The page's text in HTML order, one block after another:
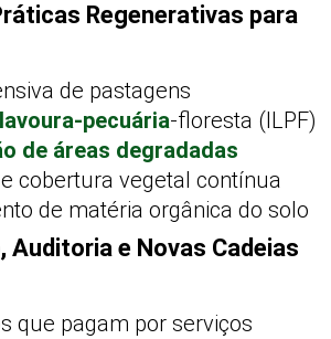
Regenerativas para
de pastagens
pecuária-floresta (ILPF)
de áreas degradadas
cobertura vegetal contínua
de matéria orgânica do solo
Auditoria e Novas Cadeias
que pagam por serviços